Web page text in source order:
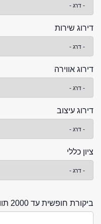
דירוג שירות
דירוג אווירה
דירוג עיצוב
ציון כללי
ביקורת חופשית עד 2000 תווים